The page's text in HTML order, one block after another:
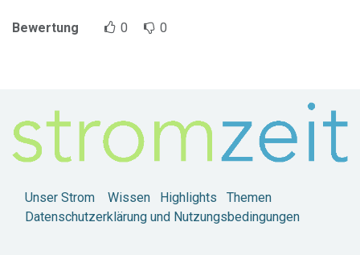
Bewertung 0 0
Unser Strom Wissen Highlights
Themen
Datenschutzerklärung und Nutzungsbedingungen